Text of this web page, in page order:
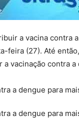
a vacina contra
feira (27). Até
vacinação contra